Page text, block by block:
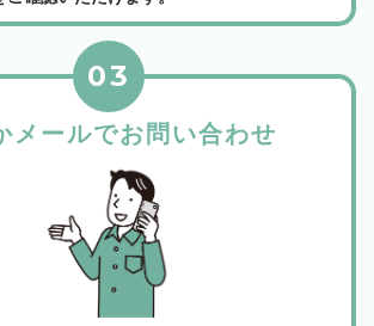
メールでお問い合わせ
03